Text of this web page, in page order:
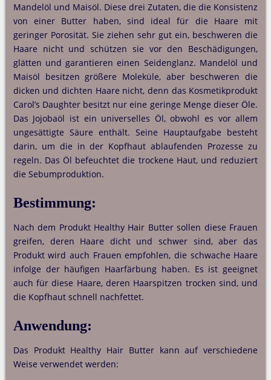
Mandelöl und Maisöl. Diese drei Zutaten, die die Konsistenz
von einer Butter haben, sind ideal für die Haare mit
geringer Porosität. Sie ziehen sehr gut ein, beschweren die
Haare nicht und schützen sie vor den Beschädigungen,
glätten und garantieren einen Seidenglanz. Mandelöl und
Maisöl besitzen größere Moleküle, aber beschweren die
dicken und dichten Haare nicht, denn das Kosmetikprodukt
Carol’s Daughter besitzt nur eine geringe Menge dieser Öle.
Das Jojobaöl ist ein universelles Öl, obwohl es vor allem
ungesättigte Säure enthält. Seine Hauptaufgabe besteht
darin, um die in der Kopfhaut ablaufenden Prozesse zu
regeln. Das Öl befeuchtet die trockene Haut, und reduziert
die Sebumproduktion.
Bestimmung:
Nach dem Produkt Healthy Hair Butter sollen diese Frauen
greifen, deren Haare dicht und schwer sind, aber das
Produkt wird auch Frauen empfohlen, die schwache Haare
infolge der häufigen Haarfärbung haben. Es ist geeignet
auch für diese Haare, deren Haarspitzen trocken sind, und
die Kopfhaut schnell nachfettet.
Anwendung:
Das Produkt Healthy Hair Butter kann auf verschiedene
Weise verwendet werden: